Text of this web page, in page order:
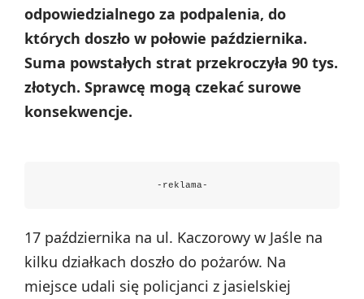
odpowiedzialnego za podpalenia, do
których doszło w połowie października.
Suma powstałych strat przekroczyła 90 tys.
złotych. Sprawcę mogą czekać surowe
konsekwencje.
-reklama-
17 października na ul. Kaczorowy w Jaśle na
kilku działkach doszło do pożarów. Na
miejsce udali się policjanci z jasielskiej